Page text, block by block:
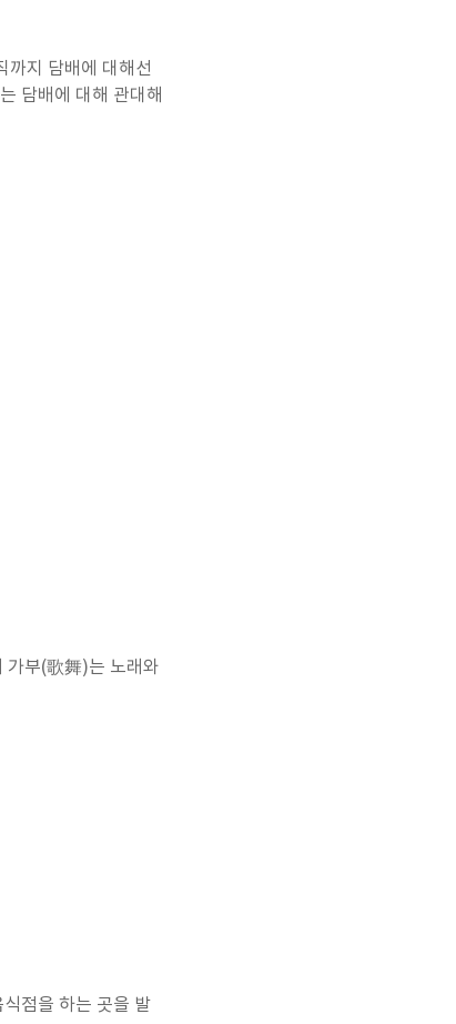
까지 담배에 대해선
담배에 대해 관대해
가부(歌舞)는 노래와
점을 하는 곳을 발